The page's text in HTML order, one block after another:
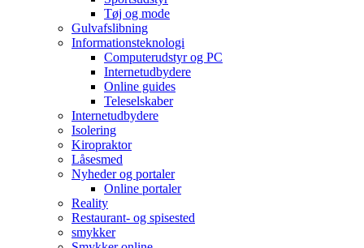
Tøj og mode
Gulvafslibning
Informationsteknologi
Computerudstyr og PC
Internetudbydere
Online guides
Teleselskaber
Internetudbydere
Isolering
Kiropraktor
Låsesmed
Nyheder og portaler
Online portaler
Reality
Restaurant- og spisested
smykker